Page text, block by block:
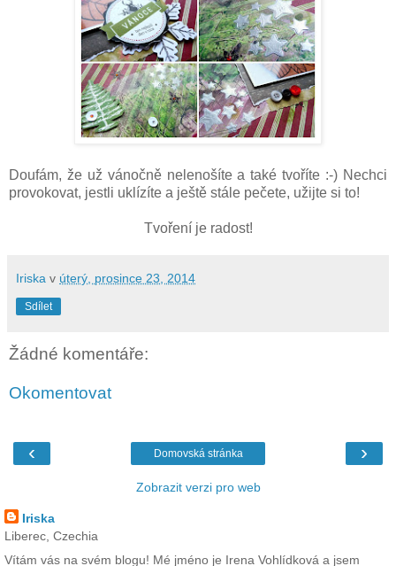
Doufám, že už vánočně nelenošíte a také tvoříte :-) Nechci
provokovat, jestli uklízíte a ještě stále pečete, užijte si to!
Tvoření je radost!
Iriska v úterý, prosince 23, 2014
Sdílet
Žádné komentáře:
Okomentovat
‹ ›
Domovská stránka
Zobrazit verzi pro web
Iriska
Liberec, Czechia
Vítám vás na svém blogu! Mé jméno je Irena Vohlídková a jsem